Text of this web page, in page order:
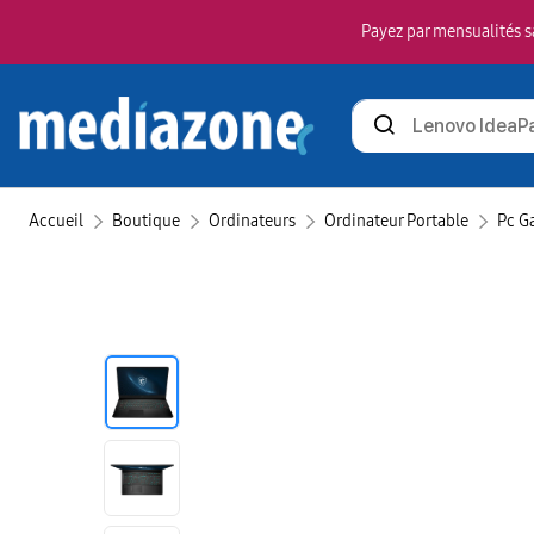
Payez par
Rechercher
des
Accueil Boutique Ordinateurs Ordinateur Portable Pc